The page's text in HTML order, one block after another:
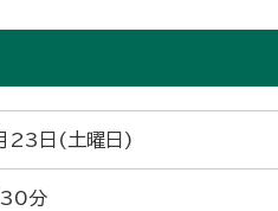
23日(土曜日)
30分